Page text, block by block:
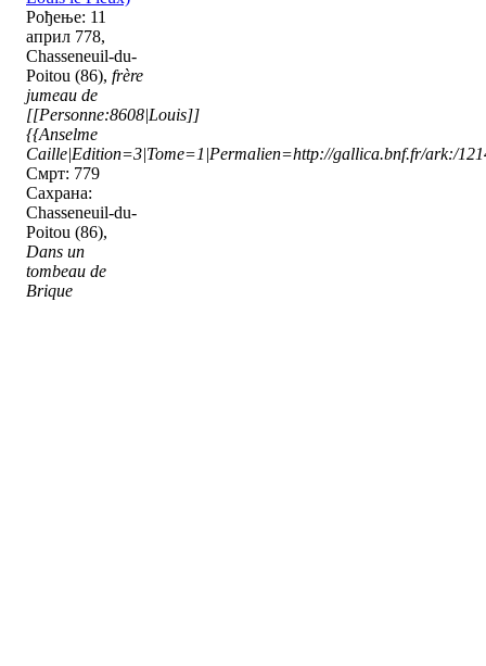
Рођење: 11
април 778,
Chasseneuil-du-
Poitou (86), frère
jumeau de
[[Personne:8608|Louis]]
{{Anselme
Caille|Edition=3|Tome=1|Permalien=http://gallica.bnf.fr/ark:/
Смрт: 779
Сахрана:
Chasseneuil-du-
Poitou (86),
Dans un
tombeau de
Brique